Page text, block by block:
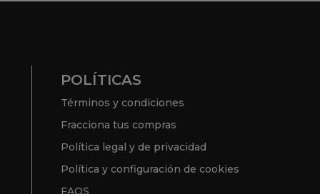
POLÍTICAS
Términos y condiciones
Fracciona tus compras
Política legal y de privacidad
Política y configuración de cookies
FAQS